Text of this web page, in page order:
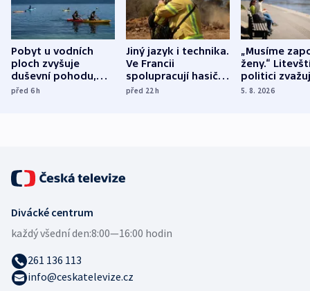
Pobyt u vodních
ploch zvyšuje
duševní pohodu,
ukázala
před 6h
Jiný jazyk i technika.
Ve Francii
spolupracují hasiči z
různých zemí
před 22h
„Musíme
ženy.“
politici
dohodu o
5. 8. 2026
Divácké centrum
každý všední den:8:00—16:00 hodin
261 136 113
info@ceskatelevize.cz